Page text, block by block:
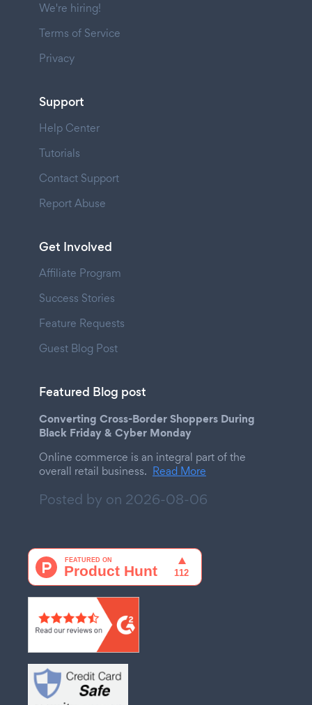
We're hiring!
Terms of Service
Privacy
Support
Help Center
Tutorials
Contact Support
Report Abuse
Get Involved
Affiliate Program
Success Stories
Feature Requests
Guest Blog Post
Featured Blog post
Converting Cross-Border Shoppers During
Black Friday & Cyber Monday
Online commerce is an integral part of the
overall retail business. Read More
Posted by on 2026-08-06